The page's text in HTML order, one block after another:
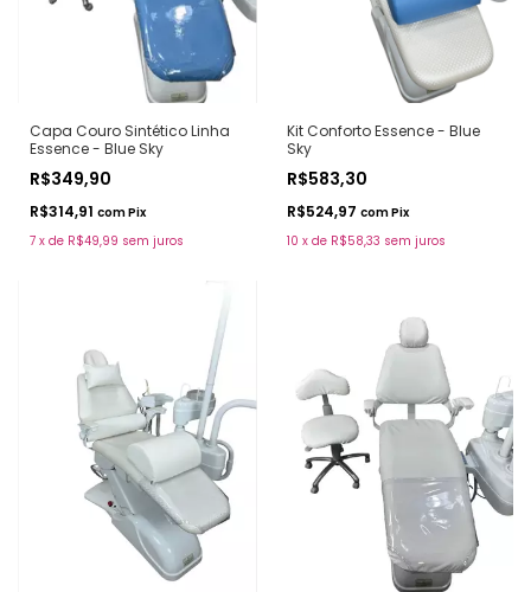
Capa Couro Sintético Linha
Essence - Blue Sky
R$349,90
R$314,91 comPix
7 x de R$49,99 sem juros
Kit Conforto Essence - Blue
Sky
R$583,30
R$524,97 comPix
10 x de R$58,33 sem juros